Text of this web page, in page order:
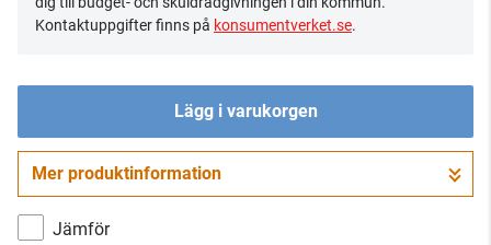
Kontaktuppgifter finns på konsumentverket.se.
Lägg i varukorgen
Gå till kassan
Mer produktinformation
Jämför